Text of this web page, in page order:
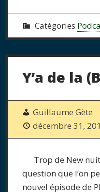
Catégories
Y’a de la
Guillaume Gète
décembre 31,
Trop de New nuit-
question que l’on
nouvel épisode de